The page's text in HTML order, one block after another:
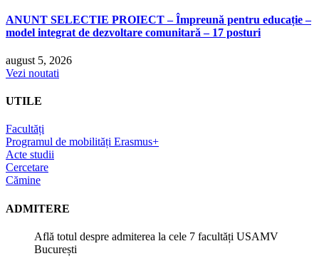
ANUNT SELECTIE PROIECT – Împreună pentru educație –
model integrat de dezvoltare comunitară – 17 posturi
august 5, 2026
Vezi noutati
UTILE
Facultăți
Programul de mobilități Erasmus+
Acte studii
Cercetare
Cămine
ADMITERE
Află totul despre admiterea la cele 7 facultăți USAMV
București